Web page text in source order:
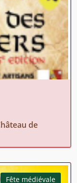
de
Fête médiévale